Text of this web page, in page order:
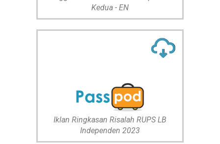
Kedua - EN
Iklan Ringkasan Risalah RUPS LB
Independen 2023